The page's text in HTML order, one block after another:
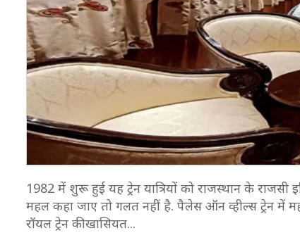
1982 में शुरू हुई यह ट्रेन यात्रियों को राजस्थान के
महल कहा जाए तो गलत नहीं है. पैलेस ऑन व्हील्स ट्रेन
रॉयल ट्रेन की खासियत...